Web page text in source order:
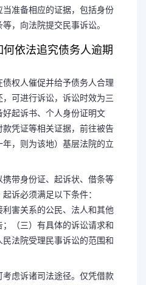
准备相应的证据，包括身份
，向法院提交民事诉讼。
依法追究债务人逾期
权人催促并给予债务人合理
可进行诉讼，诉讼时效为三
起诉书、个人身份证明文
凭证等相关证据，前往被告
，则为该地）基层法院的立
带身份证、起诉状、借条等
诉必须满足以下条件：
利害关系的公民、法人和其他
（三）有具体的诉讼请求和
法院受理民事诉讼的范围和
虑诉诸司法途径。仅凭借款